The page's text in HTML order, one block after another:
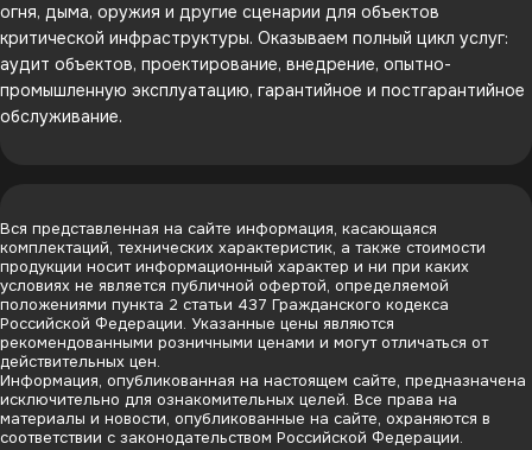
огня, дыма, оружия и другие сценарии для объектов
критической инфраструктуры. Оказываем полный цикл услуг:
аудит объектов, проектирование, внедрение, опытно-
промышленную эксплуатацию, гарантийное и постгарантийное
обслуживание.
Вся представленная на сайте информация, касающаяся
комплектаций, технических характеристик, а также стоимости
продукции носит информационный характер и ни при каких
условиях не является публичной офертой, определяемой
положениями пункта 2 статьи 437 Гражданского кодекса
Российской Федерации. Указанные цены являются
рекомендованными розничными ценами и могут отличаться от
действительных цен.
Информация, опубликованная на настоящем сайте, предназначена
исключительно для ознакомительных целей. Все права на
материалы и новости, опубликованные на сайте, охраняются в
соответствии с законодательством Российской Федерации.